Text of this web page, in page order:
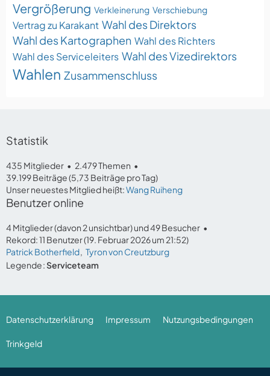
Vergrößerung Verkleinerung Verschiebung
Vertrag zu Karakant Wahl des Direktors
Wahl des Kartographen Wahl des Richters
Wahl des Serviceleiters Wahl des Vizedirektors
Wahlen Zusammenschluss
Statistik
435 Mitglieder
2.479 Themen
39.199 Beiträge (5,73 Beiträge pro Tag)
Unser neuestes Mitglied heißt:Wang Ruiheng
Benutzer online
4 Mitglieder (davon 2 unsichtbar) und 49 Besucher
Rekord: 11 Benutzer (19. Februar 2026 um 21:52)
Patrick Botherfield Tyron von Creutzburg
Legende Serviceteam
Datenschutzerklärung Impressum Nutzungsbedingungen
Trinkgeld